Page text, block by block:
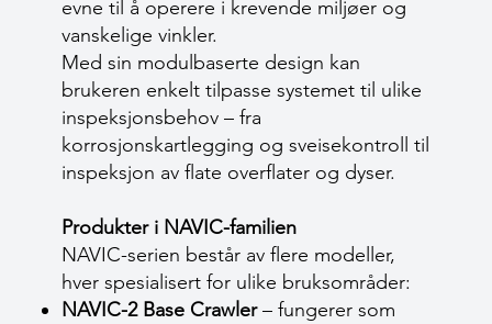
evne til å operere i krevende miljøer og
vanskelige vinkler.
Med sin modulbaserte design kan
brukeren enkelt tilpasse systemet til ulike
inspeksjonsbehov – fra
korrosjonskartlegging og sveisekontroll til
inspeksjon av flate overflater og dyser.
Produkter i NAVIC-familien
NAVIC-serien består av flere modeller,
hver spesialisert for ulike bruksområder:
NAVIC-2 Base Crawler– fungerer som